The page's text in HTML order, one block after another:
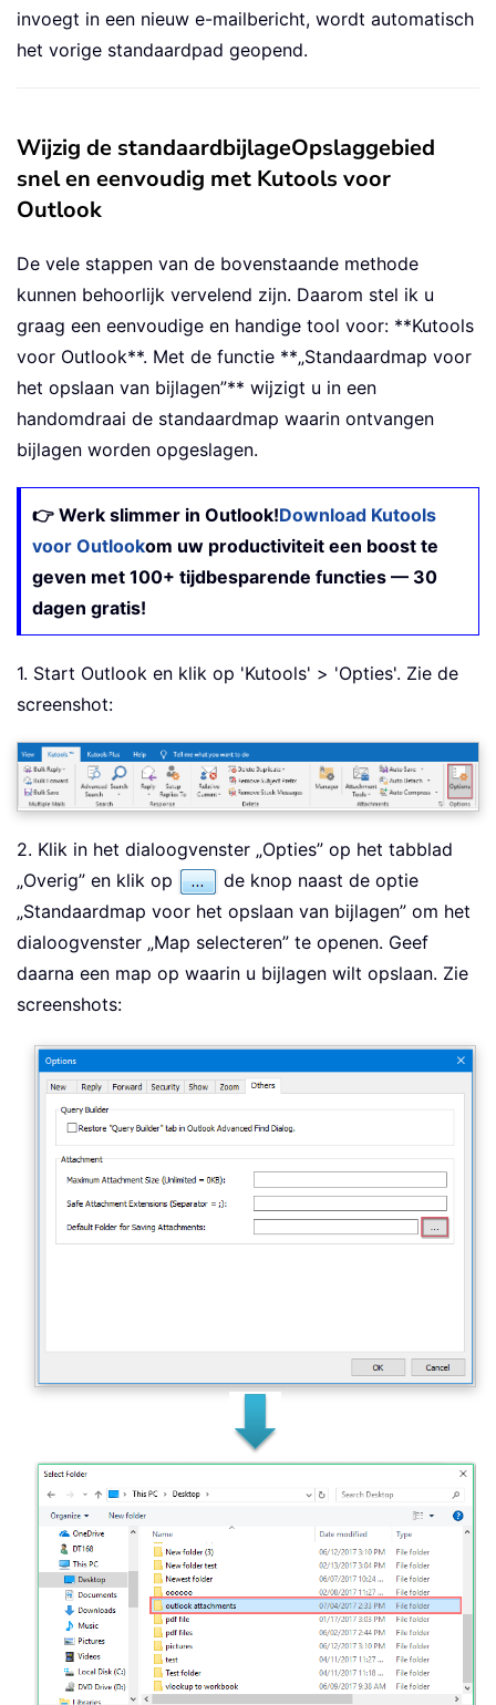
invoegt in een nieuw e-mailbericht, wordt automatisch
het vorige standaardpad geopend.
Wijzig de standaardbijlageOpslaggebied
snel en eenvoudig met Kutools voor
Outlook
De vele stappen van de bovenstaande methode
kunnen behoorlijk vervelend zijn. Daarom stel ik u
graag een eenvoudige en handige tool voor: **Kutools
voor Outlook**. Met de functie **„Standaardmap voor
het opslaan van bijlagen”** wijzigt u in een
handomdraai de standaardmap waarin ontvangen
bijlagen worden opgeslagen.
👉 Werk slimmer in Outlook!Download Kutools
voor Outlookom uw productiviteit een boost te
geven met 100+ tijdbesparende functies — 30
dagen gratis!
1. Start Outlook en klik op 'Kutools' > 'Opties'. Zie de
screenshot:
2. Klik in het dialoogvenster „Opties” op het tabblad
„Overig” en klik op
de knop naast de optie
„Standaardmap voor het opslaan van bijlagen” om het
dialoogvenster „Map selecteren” te openen. Geef
daarna een map op waarin u bijlagen wilt opslaan. Zie
screenshots: